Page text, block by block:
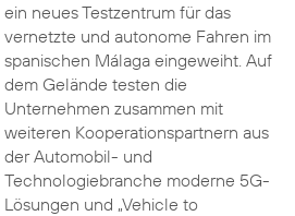
ein neues Testzentrum für das
vernetzte und autonome Fahren im
spanischen Málaga eingeweiht. Auf
dem Gelände testen die
Unternehmen zusammen mit
weiteren Kooperationspartnern aus
der Automobil- und
Technologiebranche moderne 5G-
Lösungen und „Vehicle to